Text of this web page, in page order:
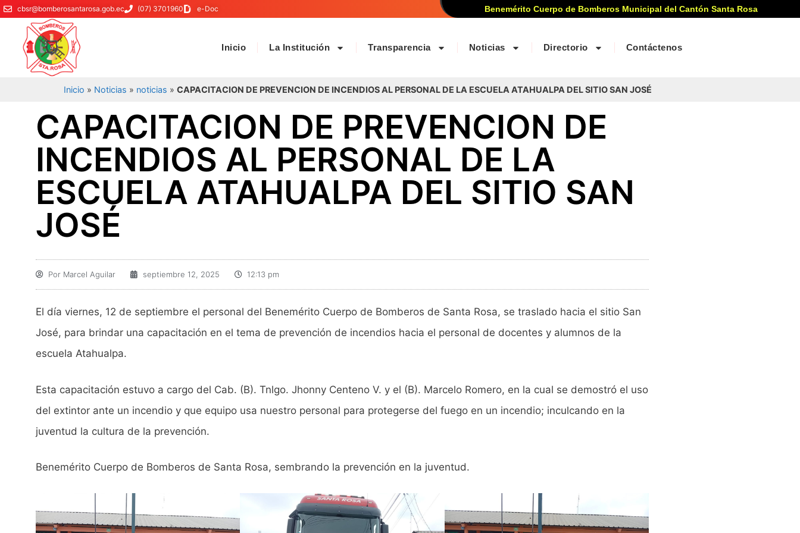
cbsr@bomberosantarosa.gob.ec (07) 3701960 e-Doc Benemérito Cuerpo de Bomberos Municipal del Cantón Santa Rosa
Inicio La Institución Transparencia Noticias Directorio Contáctenos
Inicio » Noticias » noticias » CAPACITACION DE PREVENCION DE INCENDIOS AL PERSONAL DE LA ESCUELA ATAHUALPA DEL SITIO SAN JOSÉ
CAPACITACION DE PREVENCION DE
INCENDIOS AL PERSONAL DE LA
ESCUELA ATAHUALPA DEL SITIO SAN
JOSÉ
Por Marcel Aguilar septiembre 12, 2025 12:13 pm
El día viernes, 12 de septiembre el personal del Benemérito Cuerpo de Bomberos de Santa Rosa, se traslado hacia el sitio San
José, para brindar una capacitación en el tema de prevención de incendios hacia el personal de docentes y alumnos de la
escuela Atahualpa.
Esta capacitación estuvo a cargo del Cab. (B). Tnlgo. Jhonny Centeno V. y el (B). Marcelo Romero, en la cual se demostró el uso
del extintor ante un incendio y que equipo usa nuestro personal para protegerse del fuego en un incendio; inculcando en la
juventud la cultura de la prevención.
Benemérito Cuerpo de Bomberos de Santa Rosa, sembrando la prevención en la juventud.